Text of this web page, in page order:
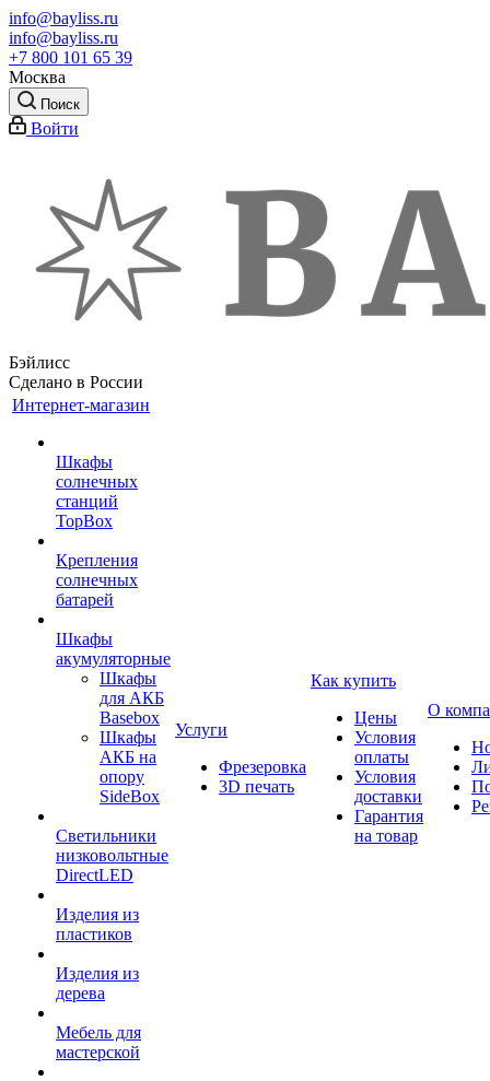
info@bayliss.ru
info@bayliss.ru
+7 800 101 65 39
Москва
Поиск
Войти
Бэйлисс
Сделано в России
Интернет-магазин
Шкафы
солнечных
станций
TopBox
Крепления
солнечных
батарей
Шкафы
акумуляторные
Шкафы
для АКБ
Basebox
Шкафы
АКБ на
опору
SideBox
Светильники
низковольтные
DirectLED
Изделия из
пластиков
Изделия из
дерева
Мебель для
мастерской
Услуги
Фрезеровка
3D печать
Как купить
Цены
Условия
оплаты
Условия
доставки
Гарантия
на товар
О